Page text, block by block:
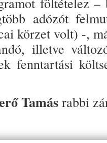
adózót
körzet volt) -,
illetve
fenntartási
Tamásrabbi